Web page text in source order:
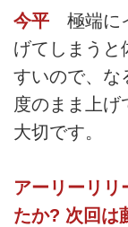
今平 極端に
げてしまうと
すいので、な
度のまま上げ
大切です。
アーリーリリ
たか? 次回は